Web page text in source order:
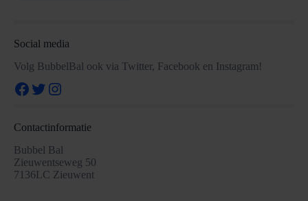
Social media
Volg BubbelBal ook via Twitter, Facebook en Instagram!
Facebook
Twitter
Instagram
Contactinformatie
Bubbel Bal
Zieuwentseweg 50
7136LC Zieuwent